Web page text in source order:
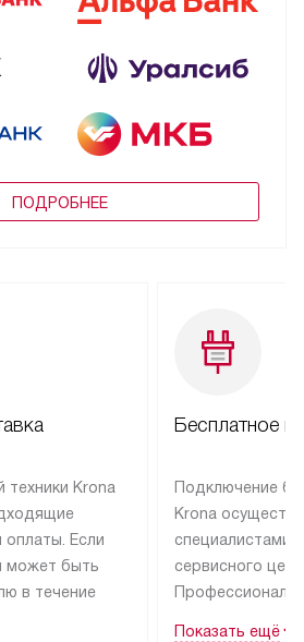
ПОДРОБНЕЕ
техники Krona
оплаты. Если
может быть
в течение
Бесплатное
Подключение
Krona
специалистами
сервисного
Показать ещё